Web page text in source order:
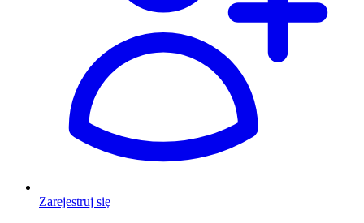
Zarejestruj się